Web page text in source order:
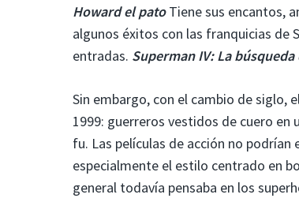
Howard el patoTiene sus encantos,
algunos éxitos con las franquicias de
entradas. Superman IV: La búsqueda
Sin embargo, con el cambio de siglo,
1999: guerreros vestidos de cuero
fu. Las películas de acción no
especialmente el estilo centrado en
general todavía pensaba en los